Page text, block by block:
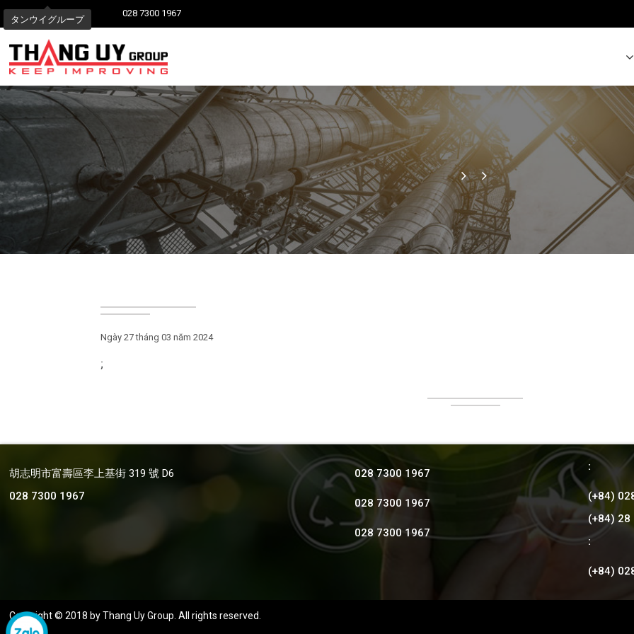
タンウイグループ
028 7300 1967
Ngày 27 tháng 03 năm 2024
;
胡志明市富壽區李上基街 319 號 D6
028 7300 1967
028 7300 1967
028 7300 1967
028 7300 1967
:
(+84)
(+84) 28
:
(+84)
Copyright © 2018 by Thang Uy Group . All rights reserved.